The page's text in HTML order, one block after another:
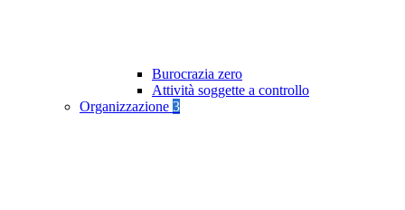
Burocrazia zero
Attività soggette a controllo
Organizzazione 3